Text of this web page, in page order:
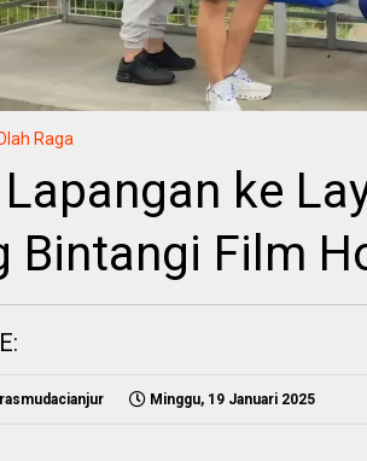
Raga
ke
Bintangi Film
Minggu, 19 Januari 2025